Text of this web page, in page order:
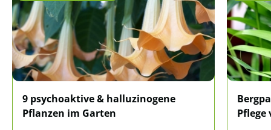
9 psychoaktive & halluzinogene
Pflanzen im Garten
Pflege